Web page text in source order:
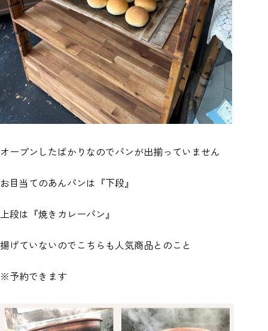
オープンしたばかりなのでパンが出揃っていません
お目当てのあんパンは『下段』
上段は『焼きカレーパン』
揚げていないのでこちらも人気商品とのこと
※予約できます